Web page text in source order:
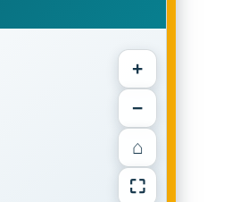
+
−
⌂
⛶